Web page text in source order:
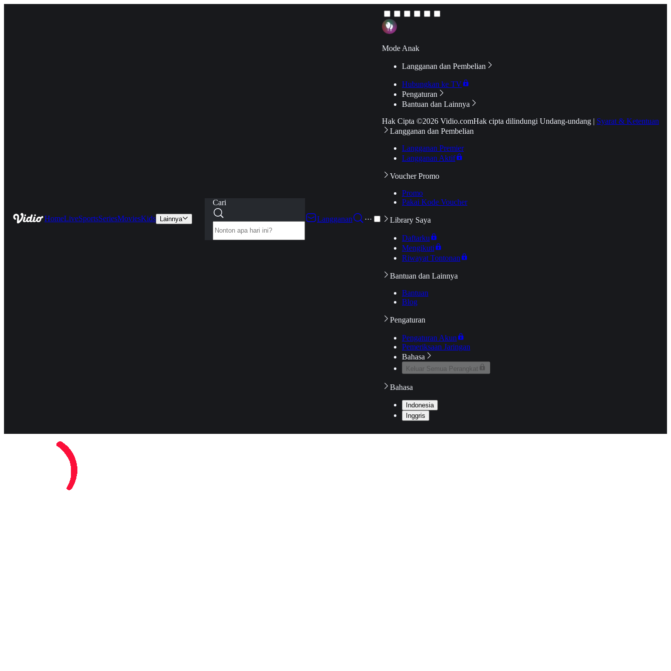
HomeLiveSportsSeriesMoviesKids Lainnya
Cari
Langganan
···
Mode Anak
Langganan dan Pembelian
Hubungkan ke TV
Pengaturan
Bantuan dan Lainnya
Hak Cipta ©2026 Vidio.comHak cipta dilindungi Undang-undang | Syarat & Ketentuan
Langganan dan Pembelian
Langganan Premier
Langganan Aktif
Voucher Promo
Promo
Pakai Kode Voucher
Library Saya
Daftarku
Mengikuti
Riwayat Tontonan
Bantuan dan Lainnya
Bantuan
Blog
Pengaturan
Pengaturan Akun
Pemeriksaan Jaringan
Bahasa
Keluar Semua Perangkat
Bahasa
Indonesia
Inggris